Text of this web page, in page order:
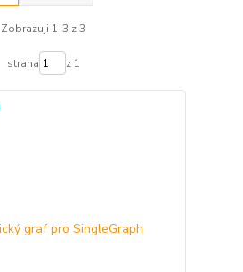
Zobrazuji 1-3 z 3
strana z 1